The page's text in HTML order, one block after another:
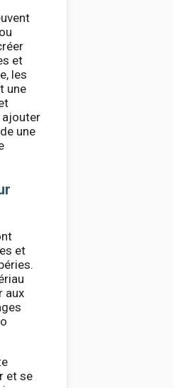
et
les
une
ajouter
une
et
aux
et se